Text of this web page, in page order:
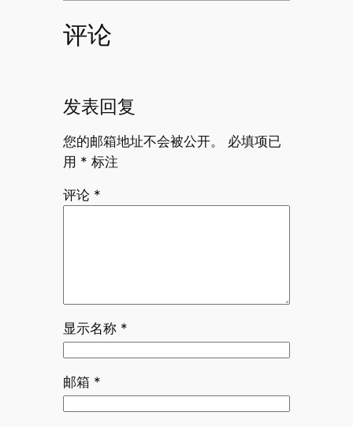
评论
发表回复
您的邮箱地址不会被公开。
必填项已
用 * 标注
评论 *
显示名称 *
邮箱 *